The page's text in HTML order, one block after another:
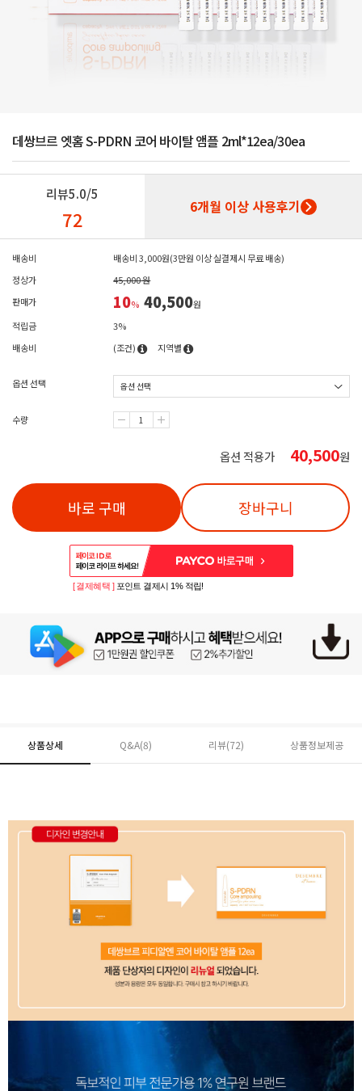
데쌍브르 엣홈 S-PDRN 코어 바이탈 앰플 2ml*12ea/30ea
리뷰5.0/5
72 6개월 이상 사용후기
배송비
배송비 3,000원(3만원 이상 실결제시 무료 배송)
정상가
45,000 원
판매가
10% 40,500원
적립금
3%
배송비
(조건) 지역별
옵션 선택
수량
옵션 적용가 40,500원
바로 구매 장바구니
페이코 ID로 페
PAYCO 바로구매
[ 결제혜택 ] 포인트 결제시 1% 적립!
상품상세 Q&A(8) 리뷰(72) 상품정보제공